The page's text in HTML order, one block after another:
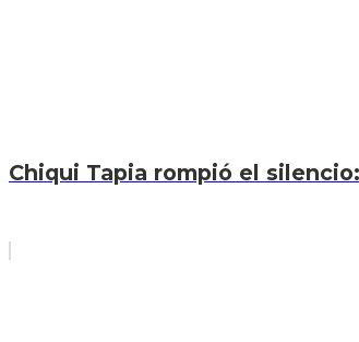
Chiqui Tapia rompió el